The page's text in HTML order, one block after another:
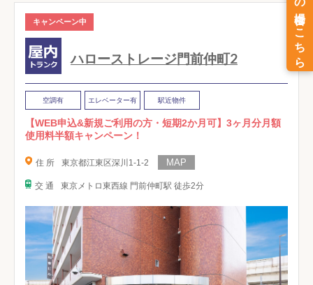
キャンペーン中
ハローストレージ門前仲町2
空調有 エレベーター有 駅近物件
【WEB申込&新規ご利用の方・短期2か月可】3ヶ月分月額
使用料半額キャンペーン！
住 所 東京都江東区深川1-1-2
交 通 東京メトロ東西線 門前仲町駅 徒歩2分